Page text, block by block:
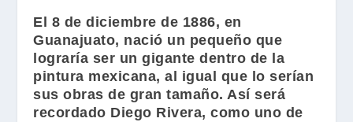
El 8 de diciembre de 1886, en
Guanajuato, nació un pequeño que
lograría ser un gigante dentro de la
pintura mexicana, al igual que lo serían
sus obras de gran tamaño. Así será
recordado Diego Rivera, como uno de